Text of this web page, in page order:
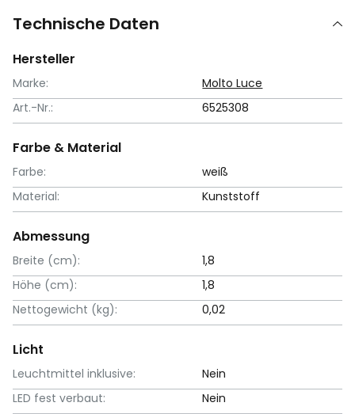
Technische Daten
Hersteller
Marke:
Molto Luce
Art.-Nr.:
6525308
Farbe & Material
Farbe:
weiß
Material:
Kunststoff
Abmessung
Breite (cm):
1,8
Höhe (cm):
1,8
Nettogewicht (kg):
0,02
Licht
Leuchtmittel inklusive:
Nein
LED fest verbaut:
Nein